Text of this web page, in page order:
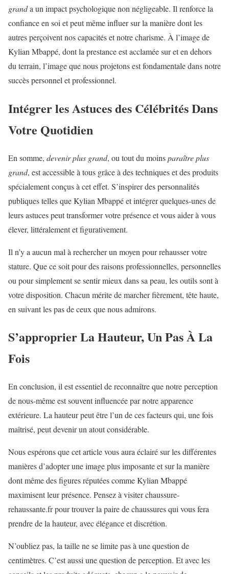
granda un impact psychologique non négligeable. Il renforce la
confiance en soi et peut même influer sur la manière dont les
autres perçoivent nos capacités et notre charisme. À l’image de
Kylian Mbappé, dont la prestance est acclamée sur et en dehors
du terrain, l’image que nous projetons est fondamentale dans notre
succès personnel et professionnel.
Intégrer les Astuces des Célébrités Dans
Votre Quotidien
En somme, devenir plus grand, ou tout du moinsparaître plus
grand, est accessible à tous grâce à des techniques et des produits
spécialement conçus à cet effet. S’inspirer des personnalités
publiques telles que Kylian Mbappé et intégrer quelques-unes de
leurs astuces peut transformer votre présence et vous aider à vous
élever, littéralement et figurativement.
Il n’y a aucun mal à rechercher un moyen pour rehausser votre
stature. Que ce soit pour des raisons professionnelles, personnelles
ou pour simplement se sentir mieux dans sa peau, les outils sont à
votre disposition. Chacun mérite de marcher fièrement, tête haute,
en suivant les pas de ceux que nous admirons.
S’approprier La Hauteur, Un Pas À La
Fois
En conclusion, il est essentiel de reconnaître que notre perception
de nous-même est souvent influencée par notre apparence
extérieure. La hauteur peut être l’un de ces facteurs qui, une fois
maîtrisé, peut devenir un atout considérable.
Nous espérons que cet article vous aura éclairé sur les différentes
manières d’adopter une image plus imposante et sur la manière
dont même des figures réputées comme Kylian Mbappé
maximisent leur présence. Pensez à visiter chaussure-
rehaussante.fr pour trouver la paire de chaussures qui vous fera
prendre de la hauteur, avec élégance et discrétion.
N’oubliez pas, la taille ne se limite pas à une question de
centimètres. C’est aussi une question de perception. Et avec les